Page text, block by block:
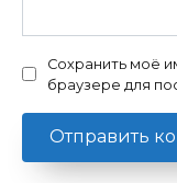
Сохранить моё
браузере для